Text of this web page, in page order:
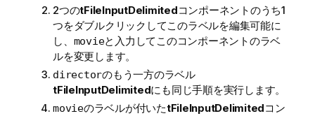
2つのtFileInputDelimitedコンポーネントのうち1
つをダブルクリックしてこのラベルを編集可能に
し、 movieと入力してこのコンポーネントのラベ
ルを変更します。
directorのもう一方のラベル
tFileInputDelimitedにも同じ手順を実行します。
movieのラベルが付いたtFileInputDelimitedコン